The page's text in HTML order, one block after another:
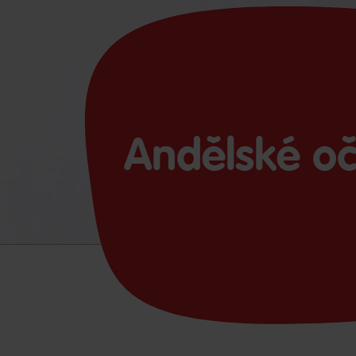
Andělské